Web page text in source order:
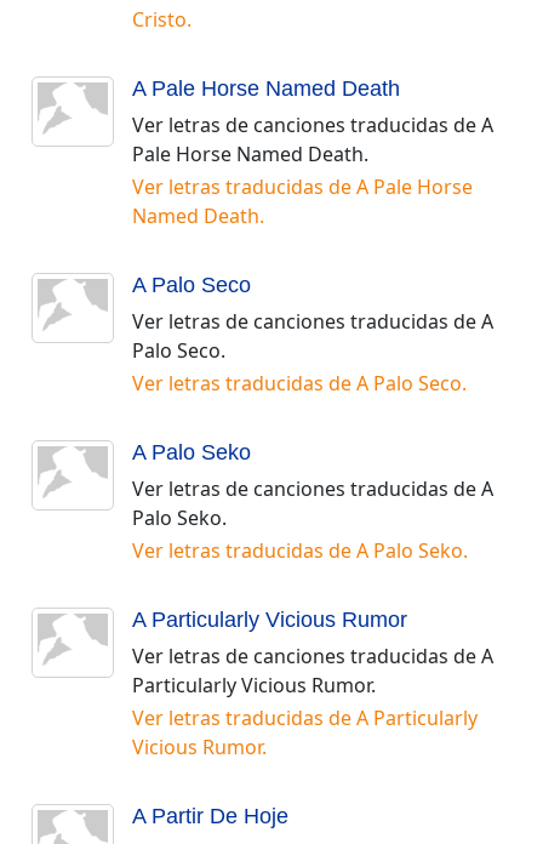
Cristo.
A Pale Horse Named Death
Ver letras de canciones traducidas deA
Pale Horse Named Death.
Ver letras traducidas deA Pale Horse
Named Death.
A Palo Seco
Ver letras de canciones traducidas deA
Palo Seco.
Ver letras traducidas deA Palo Seco.
A Palo Seko
Ver letras de canciones traducidas deA
Palo Seko.
Ver letras traducidas deA Palo Seko.
A Particularly Vicious Rumor
Ver letras de canciones traducidas deA
Particularly Vicious Rumor.
Ver letras traducidas deA Particularly
Vicious Rumor.
A Partir De Hoje